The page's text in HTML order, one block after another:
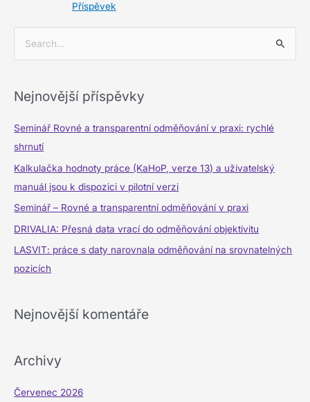
Příspěvek
l
r
o
:
Nejnovější příspěvky
Seminář Rovné a transparentní odměňování v praxi: rychlé
shrnutí
Kalkulačka hodnoty práce (KaHoP, verze 13) a uživatelský
manuál jsou k dispozici v pilotní verzi
Seminář – Rovné a transparentní odměňování v praxi
DRIVALIA: Přesná data vrací do odměňování objektivitu
LASVIT: práce s daty narovnala odměňování na srovnatelných
pozicích
Nejnovější komentáře
Archivy
Červenec 2026